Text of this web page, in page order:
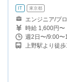
IT 東京都
エンジニア/プ
時給 1,600円〜
週2日〜/9:00
上野駅より徒
徒歩15分(山手